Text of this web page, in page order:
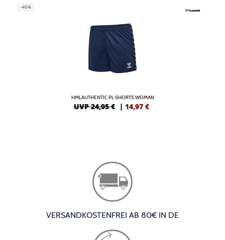
-40%
HMLAUTHENTIC PL SHORTS WOMAN
UVP 24,95 € | 14,97 €
VERSANDKOSTENFREI AB 80€ IN DE